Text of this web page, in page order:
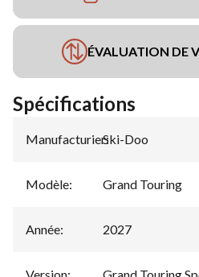
ÉVALUATION DE
Spécifications
Manufacturier:
Ski-Doo
Modèle: Grand Touring
Année: 2027
Version: Grand Touring